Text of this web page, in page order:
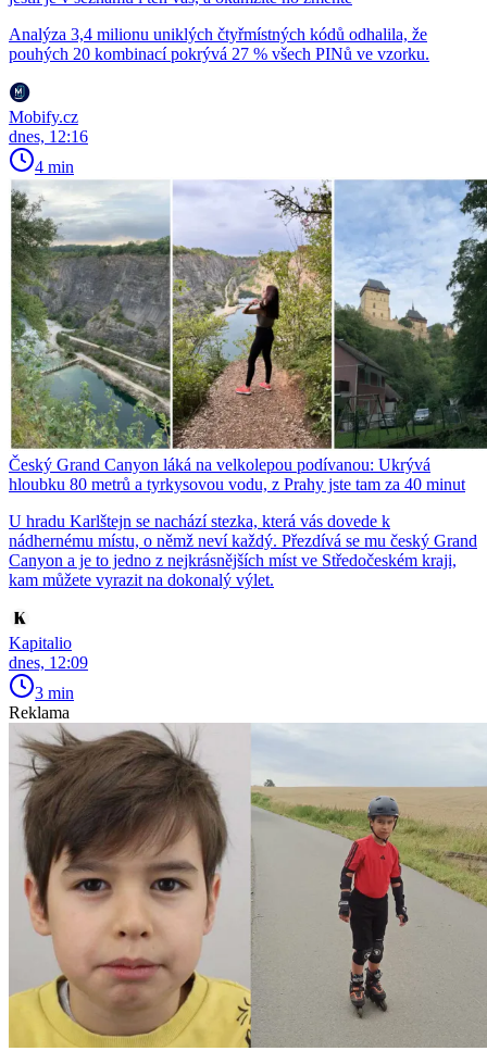
Analýza 3,4 milionu uniklých čtyřmístných kódů odhalila, že
pouhých 20 kombinací pokrývá 27 % všech PINů ve vzorku.
Mobify.cz
dnes, 12:16
4 min
Český Grand Canyon láká na velkolepou podívanou: Ukrývá
hloubku 80 metrů a tyrkysovou vodu, z Prahy jste tam za 40 minut
U hradu Karlštejn se nachází stezka, která vás dovede k
nádhernému místu, o němž neví každý. Přezdívá se mu český Grand
Canyon a je to jedno z nejkrásnějších míst ve Středočeském kraji,
kam můžete vyrazit na dokonalý výlet.
Kapitalio
dnes, 12:09
3 min
Reklama